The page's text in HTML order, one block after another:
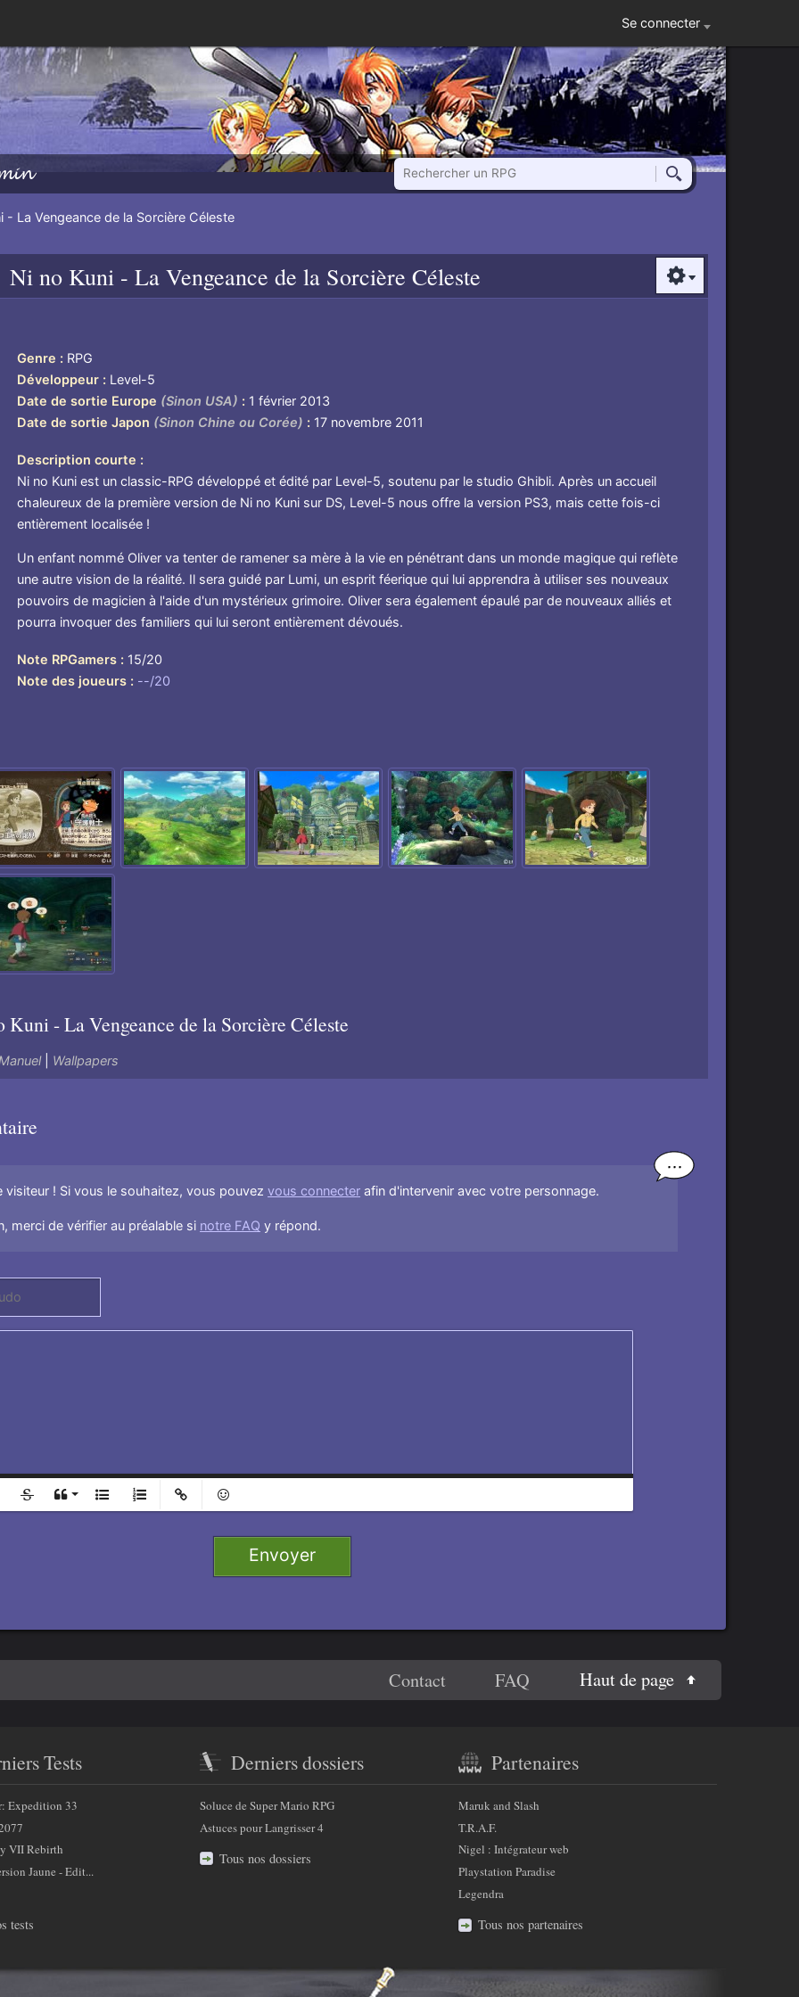
Se connecter
Rechercher un RPG
Rechercher
- La Vengeance de la Sorcière Céleste
Ni no Kuni - La Vengeance de la Sorcière Céleste Options
Genre
RPG
Développeur
Level-5
Date de sortie Europe (Sinon USA)
1 février 2013
Date de sortie Japon (Sinon Chine ou Corée) 17 novembre 2011
Description courte
Ni no Kuni est un classic-RPG développé et édité par Level-5, soutenu par le studio Ghibli. Après un accueil
chaleureux de la première version de Ni no Kuni sur DS, Level-5 nous offre la version PS3, mais cette fois-ci
entièrement localisée !
Un enfant nommé Oliver va tenter de ramener sa mère à la vie en pénétrant dans un monde magique qui reflète
une autre vision de la réalité. Il sera guidé par Lumi, un esprit féerique qui lui apprendra à utiliser ses nouveaux
pouvoirs de magicien à l'aide d'un mystérieux grimoire. Oliver sera également épaulé par de nouveaux alliés et
pourra invoquer des familiers qui lui seront entièrement dévoués.
Note RPGamers
15/20
Note des joueurs
--/20
- La Vengeance de la Sorcière Céleste
| Wallpapers
visiteur ! Si vous le souhaitez, vous pouvezvous connecter afin d'intervenir avec votre personnage.
merci de vérifier au préalable si notre FAQ y répond.
Ajouter
Retirer
Envoyer
Contact FAQ Haut de page
Tests
Expedition 33
VII Rebirth
Jaune - Edit...
tests
Derniers dossiers
Soluce de Super Mario RPG
Astuces pour Langrisser 4
Tous nos dossiers
Partenaires
Maruk and Slash
T.R.A.F.
Nigel : Intégrateur web
Playstation Paradise
Legendra
Tous nos partenaires